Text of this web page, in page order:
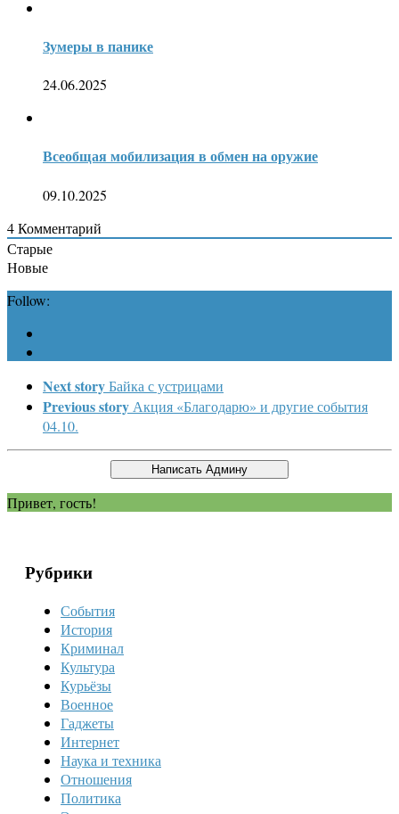
Зумеры в панике
24.06.2025
Всеобщая мобилизация в обмен на оружие
09.10.2025
4Комментарий
Старые
Новые
Follow:
Next storyБайка с устрицами
Previous story Акция «Благодарю» и другие события
04.10.
Привет, гость!
Рубрики
События
История
Криминал
Культура
Курьёзы
Военное
Гаджеты
Интернет
Наука и техника
Отношения
Политика